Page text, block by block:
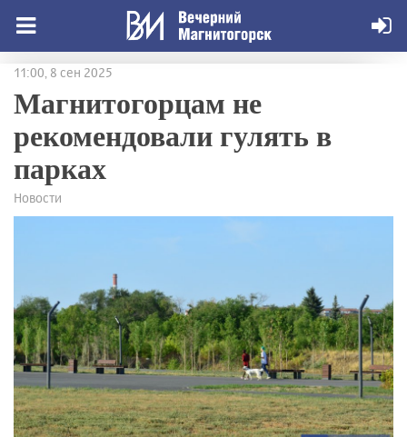
11:00, 8 сен 2025
Магнитогорцам не
рекомендовали гулять в
парках
Новости